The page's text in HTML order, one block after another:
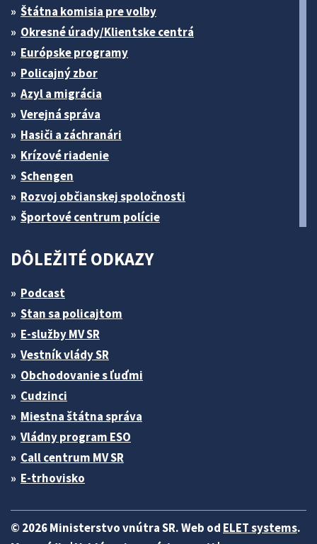
Štátna komisia pre volby
Okresné úrady/Klientske centrá
Európske programy
Policajný zbor
Azyl a migrácia
Verejná správa
Hasiči a záchranári
Krízové riadenie
Schengen
Rozvoj občianskej spoločnosti
Športové centrum polície
DÔLEŽITÉ ODKAZY
Podcast
Stan sa policajtom
E-služby MV SR
Vestník vlády SR
Obchodovanie s ľuďmi
Cudzinci
Miestna štátna správa
Vládny program ESO
Call centrum MV SR
E-trhovisko
© 2026 Ministerstvo vnútra SR. Web od ELET systems.